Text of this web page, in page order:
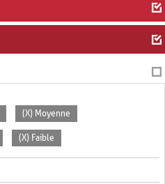
(X) Moyenne
(X) Faible